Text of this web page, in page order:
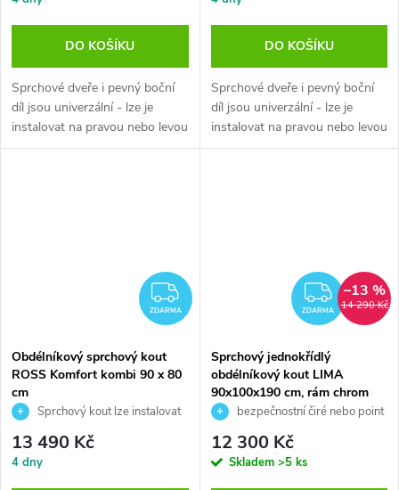
DO KOŠÍKU
Sprchové dveře i pevný boční
díl jsou univerzální - lze je
instalovat na pravou nebo levou
stranu
DO KOŠÍKU
Sprchové dveře i pevný boční
díl jsou univerzální - lze je
instalovat na pravou nebo levou
stranu
ZDARMA
ZDARMA
Obdélníkový sprchový kout
ROSS Komfort kombi 90 x 80
cm
Sprchový kout lze instalovat
na sprchovou vaničku, nebo přímo
na rovnou podlahu
13 490 Kč
4 dny
ZDARMA 14 290 Kč
–13 %
Sprchový jednokřídlý
obdélníkový kout LIMA
90x100x190 cm, rám chrom
ALU bezpečnostní čiré nebo point
12 300 Kč
Skladem >5 ks